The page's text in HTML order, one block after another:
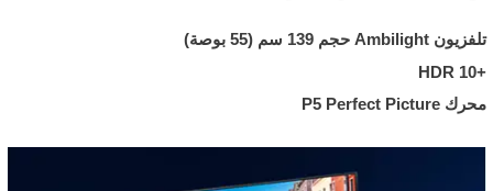
تلفزيون Ambilight حجم 139 سم (55 بوصة)
HDR 10+‎
محرك P5 Perfect Picture